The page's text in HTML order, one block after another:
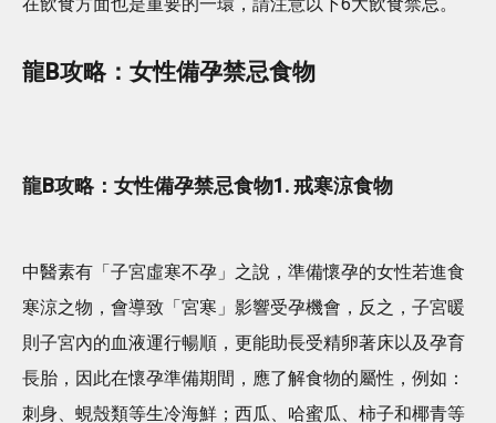
龍B攻略：女性備孕禁忌食物
龍B攻略：女性備孕禁忌食物1. 戒寒涼食物
中醫素有「子宮虛寒不孕」之說，準備懷孕的女性若進食
寒涼之物，會導致「宮寒」影響受孕機會，反之，子宮暖
則子宮內的血液運行暢順，更能助長受精卵著床以及孕育
長胎，因此在懷孕準備期間，應了解食物的屬性，例如：
刺身、蜆殼類等生冷海鮮；西瓜、哈蜜瓜、柿子和椰青等